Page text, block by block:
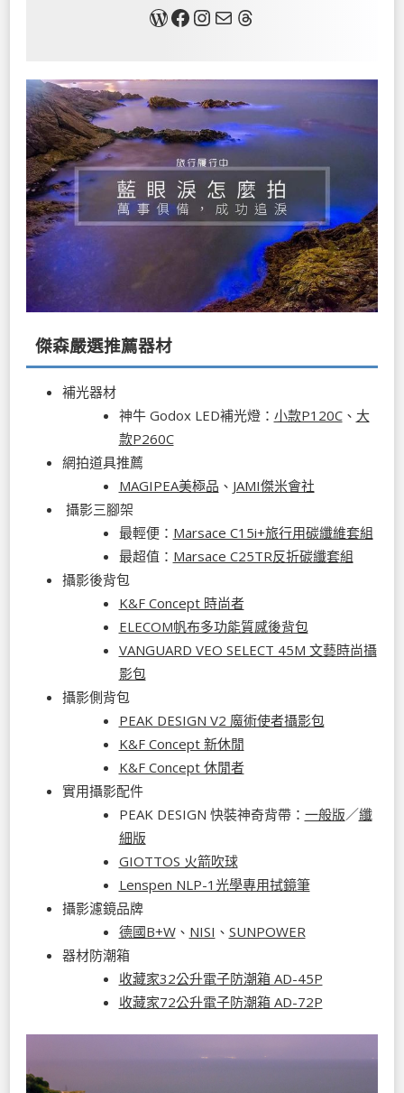
關於我Facebook InstagramMail Threads
傑森嚴選推薦器材
補光器材
神牛 Godox LED補光燈： 小款P120C、 大
款P260C
網拍道具推薦
MAGIPEA美極品 、 JAMI傑米會社
攝影三腳架
最輕便： Marsace C15i+旅行用碳纖維套組
最超值： Marsace C25TR反折碳纖套組
攝影後背包
K&F Concept 時尚者
ELECOM帆布多功能質感後背包
VANGUARD VEO SELECT 45M 文藝時尚攝
影包
攝影側背包
PEAK DESIGN V2 魔術使者攝影包
K&F Concept 新休閒
K&F Concept 休閒者
實用攝影配件
PEAK DESIGN 快裝神奇背帶： 一般版／纖
細版
GIOTTOS 火箭吹球
Lenspen NLP-1光學專用拭鏡筆
攝影濾鏡品牌
德國B+W、 NISI 、 SUNPOWER
器材防潮箱
收藏家32公升電子防潮箱 AD-45P
收藏家72公升電子防潮箱 AD-72P